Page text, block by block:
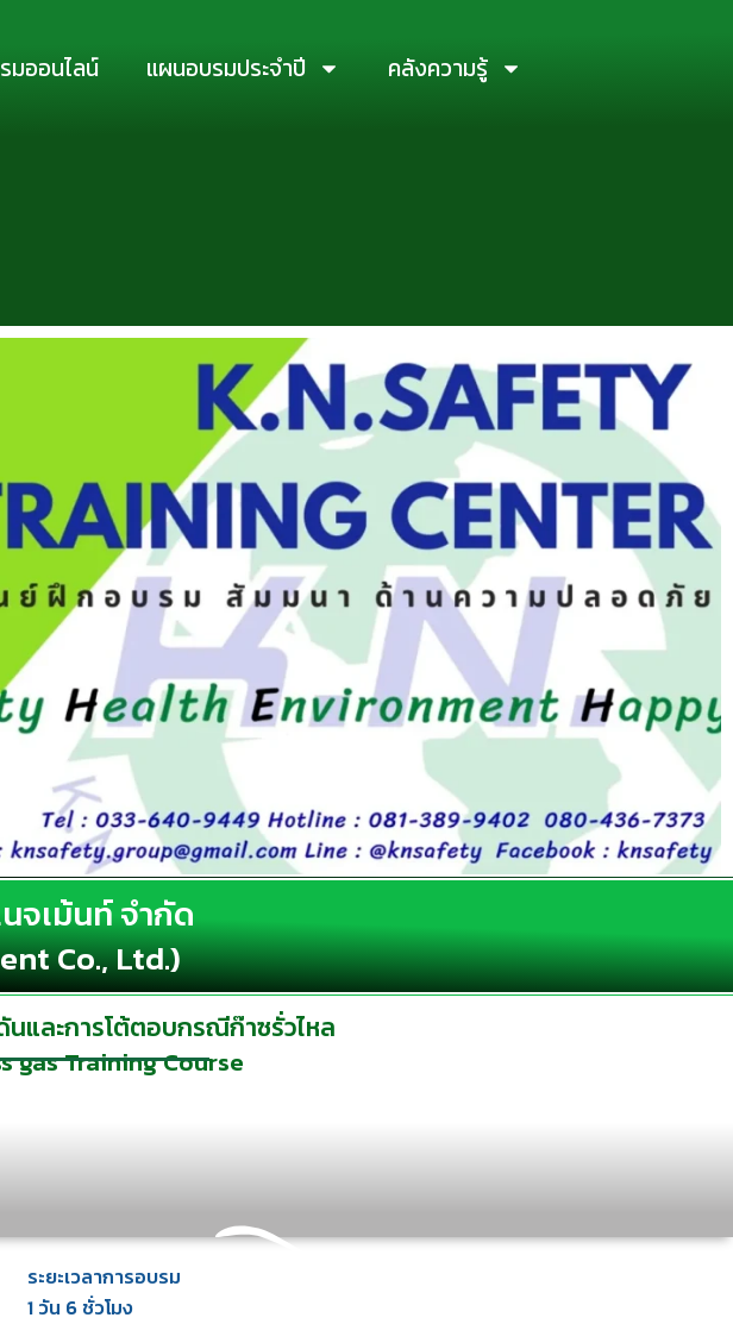
มออนไลน์ แผนอบรมประจำปี คลังความรู้
จเม้นท์ จำกัด
Co., Ltd.)
และการโต้ตอบกรณีก๊าซรั่วไหล
gas Training Course
ระยะเวลาการอบรม
1 วัน 6 ชั่วโมง